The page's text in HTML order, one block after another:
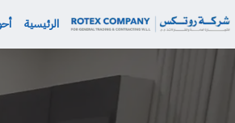
إلى
الرئيسية